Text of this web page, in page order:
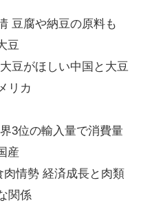
豆腐や納豆の原料も
豆
豆がほしい中国と大豆
リカ
3位の輸入量で消費量
産
肉情勢 経済成長と肉類
関係